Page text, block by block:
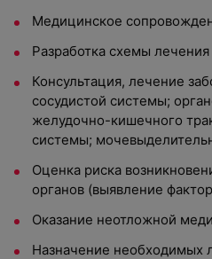
Медицинское
Разработка схемы
Консультация, лечение
сосудистой системы;
желудочно-кишечного
системы;
Оценка риска
органов (выявление
Оказание неотложной
Назначение необходимых